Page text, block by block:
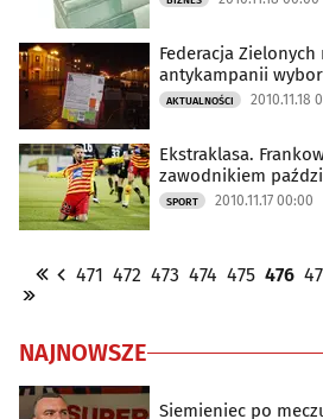
Federacja
antykampanii
AKTUALNOŚCI 2010.11.18
Ekstraklasa.
zawodnikiem
SPORT 2010.11.17 00:00
471 472 473 474 475 476
NAJNOWSZE
Siemieniec po